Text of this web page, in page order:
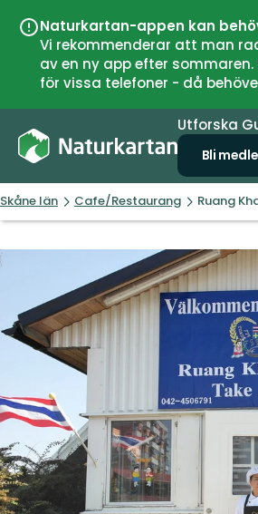
Naturkartan-appen kan
Vi rekommenderar att man
av en ny app efter
för vissa telefoner - då
Utforska
Bli
Skåne län Cafe/Restaurang Ruang